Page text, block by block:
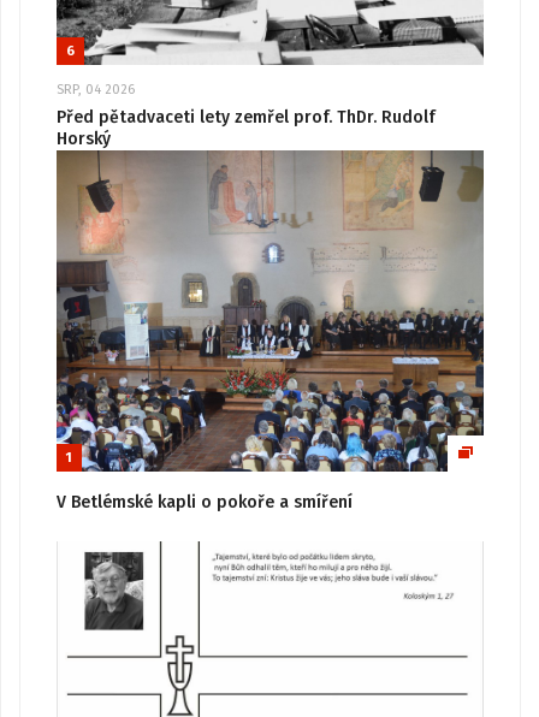
6
SRP, 04 2026
Před pětadvaceti lety zemřel prof. ThDr. Rudolf
Horský
1
V Betlémské kapli o pokoře a smíření